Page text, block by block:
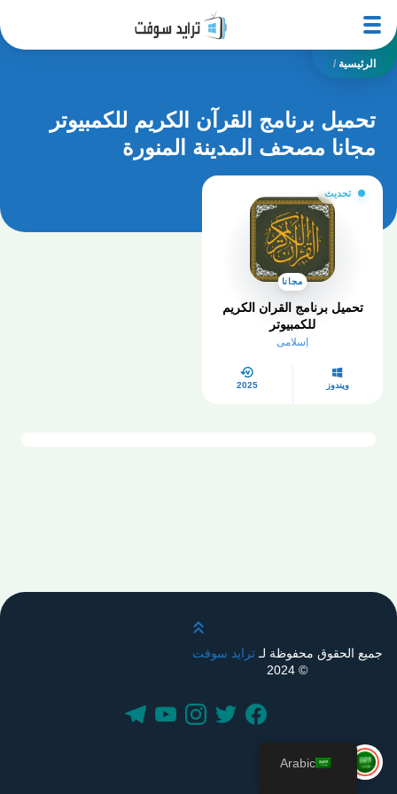
الرئيسية /
تحميل برنامج القرآن الكريم للكمبيوتر
مجانا مصحف المدينة المنورة
تحديث
مجانا
تحميل برنامج القران الكريم
للكمبيوتر​
إسلامي
ويندوز 2025
قم بالتمرير لأعلى
جميع الحقوق محفوظة لـترايد سوفت
© 2024
Arabic